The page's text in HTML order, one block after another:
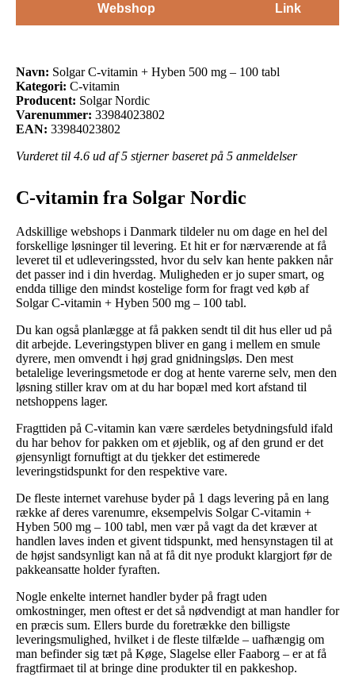
Webshop Link
Navn: Solgar C-vitamin + Hyben 500 mg – 100 tabl
Kategori: C-vitamin
Producent: Solgar Nordic
Varenummer: 33984023802
EAN: 33984023802
Vurderet til 4.6 ud af 5 stjerner baseret på 5 anmeldelser
C-vitamin fra Solgar Nordic
Adskillige webshops i Danmark tildeler nu om dage en hel del
forskellige løsninger til levering. Et hit er for nærværende at få
leveret til et udleveringssted, hvor du selv kan hente pakken når
det passer ind i din hverdag. Muligheden er jo super smart, og
endda tillige den mindst kostelige form for fragt ved køb af
Solgar C-vitamin + Hyben 500 mg – 100 tabl.
Du kan også planlægge at få pakken sendt til dit hus eller ud på
dit arbejde. Leveringstypen bliver en gang i mellem en smule
dyrere, men omvendt i høj grad gnidningsløs. Den mest
betalelige leveringsmetode er dog at hente varerne selv, men den
løsning stiller krav om at du har bopæl med kort afstand til
netshoppens lager.
Fragttiden på C-vitamin kan være særdeles betydningsfuld ifald
du har behov for pakken om et øjeblik, og af den grund er det
øjensynligt fornuftigt at du tjekker det estimerede
leveringstidspunkt for den respektive vare.
De fleste internet varehuse byder på 1 dags levering på en lang
række af deres varenumre, eksempelvis Solgar C-vitamin +
Hyben 500 mg – 100 tabl, men vær på vagt da det kræver at
handlen laves inden et givent tidspunkt, med hensynstagen til at
de højst sandsynligt kan nå at få dit nye produkt klargjort før de
pakkeansatte holder fyraften.
Nogle enkelte internet handler byder på fragt uden
omkostninger, men oftest er det så nødvendigt at man handler for
en præcis sum. Ellers burde du foretrække den billigste
leveringsmulighed, hvilket i de fleste tilfælde – uafhængig om
man befinder sig tæt på Køge, Slagelse eller Faaborg – er at få
fragtfirmaet til at bringe dine produkter til en pakkeshop.